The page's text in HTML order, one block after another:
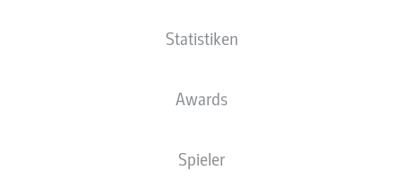
Statistiken
Awards
Spieler
NEWS